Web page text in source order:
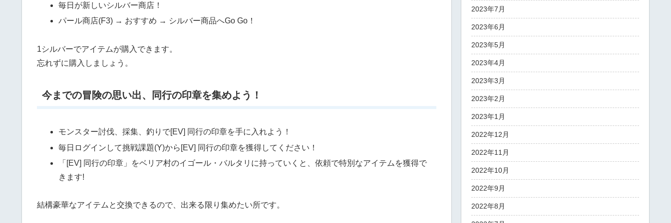
毎日が新しいシルバー商店！
パール商店(F3) → おすすめ → シルバー商品へGo Go！
1シルバーでアイテムが購入できます。
忘れずに購入しましょう。
今までの冒険の思い出、同行の印章を集めよう！
モンスター討伐、採集、釣りで[EV] 同行の印章を手に入れよう！
毎日ログインして挑戦課題(Y)から[EV] 同行の印章を獲得してください！
「[EV] 同行の印章」をベリア村のイゴール・バルタリに持っていくと、依頼で特別なアイテムを獲得で
きます!
結構豪華なアイテムと交換できるので、出来る限り集めたい所です。
2023年7月
2023年6月
2023年5月
2023年4月
2023年3月
2023年2月
2023年1月
2022年12月
2022年11月
2022年10月
2022年9月
2022年8月